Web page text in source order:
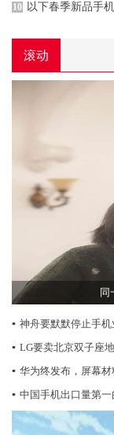
10 以下春季新品手
滚动
同
▪ 神舟要默默停止手
▪ LG要卖北京双子座
▪ 华为终发布，屏幕
▪ 中国手机出口量第